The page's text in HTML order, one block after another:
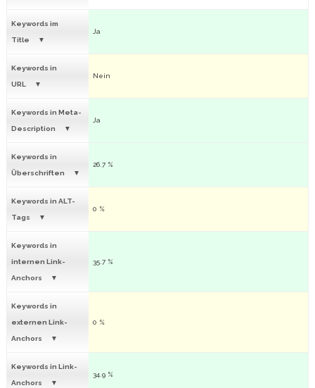
Keywords im
Title
Ja
Keywords in
URL
Nein
Keywords in Meta-
Description
Ja
Keywords in
Überschriften
26.7 %
Keywords in ALT-
Tags
0 %
Keywords in
internen Link-
Anchors
35.7 %
Keywords in
externen Link-
Anchors
0 %
Keywords in Link-
Anchors
34.9 %